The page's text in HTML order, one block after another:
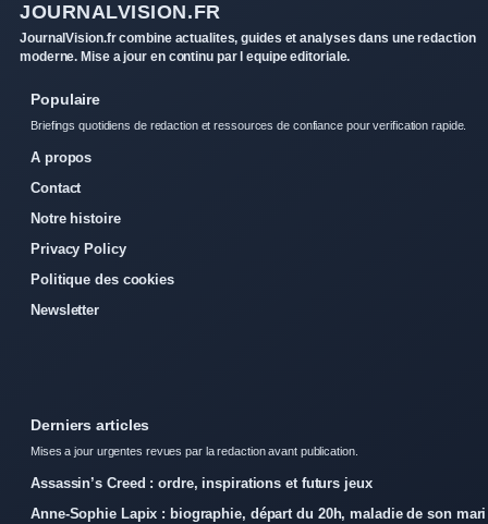
JOURNALVISION.FR
JournalVision.fr combine actualites, guides et analyses dans une redaction
moderne. Mise a jour en continu par l equipe editoriale.
Populaire
Briefings quotidiens de redaction et ressources de confiance pour verification rapide.
A propos
Contact
Notre histoire
Privacy Policy
Politique des cookies
Newsletter
Derniers articles
Mises a jour urgentes revues par la redaction avant publication.
Assassin’s Creed : ordre, inspirations et futurs jeux
Anne-Sophie Lapix : biographie, départ du 20h, maladie de son mari